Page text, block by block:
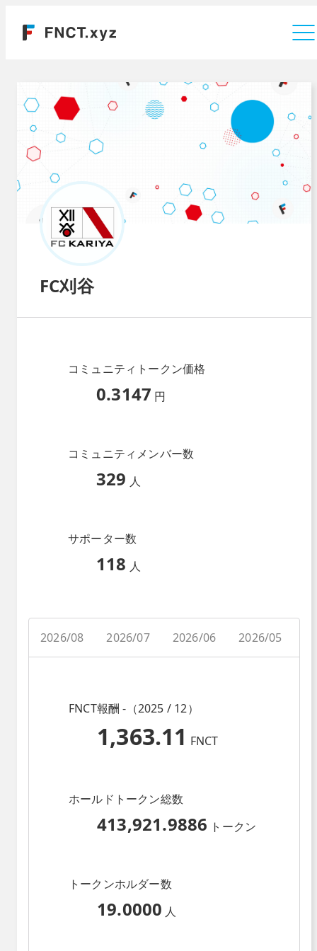
FC刈谷
コミュニティトークン価格
0.3147 円
コミュニティメンバー数
329 人
サポーター数
118 人
2026/08 2026/07 2026/06 2026/05
FNCT報酬 -（2025 / 12）
1,363.11 FNCT
ホールドトークン総数
413,921.9886 トークン
トークンホルダー数
19.0000 人